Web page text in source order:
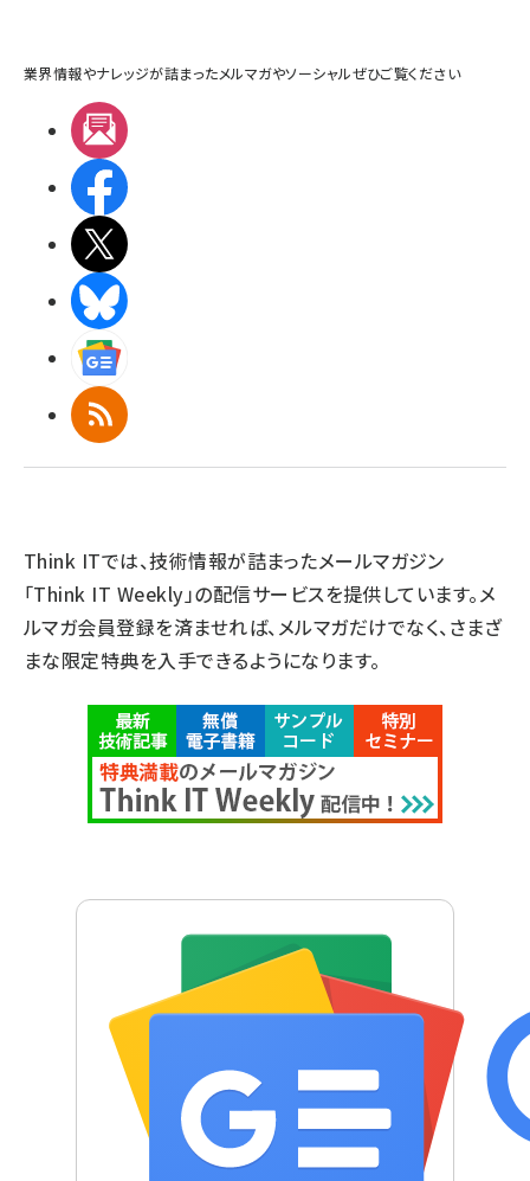
業界情報やナレッジが詰まったメルマガやソーシャルぜひご覧ください
RSS
Think ITでは、技術情報が詰まったメールマガジン
「Think IT Weekly」の配信サービスを提供しています。メ
ルマガ会員登録を済ませれば、メルマガだけでなく、さまざ
まな限定特典を入手できるようになります。